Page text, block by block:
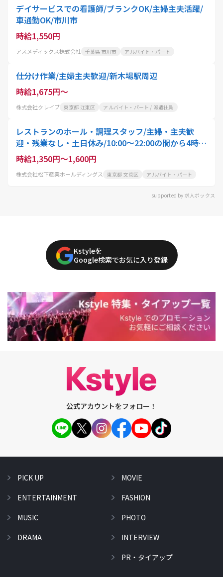
デイサービスでの看護師/ブランクOK/主婦主夫活躍/
車通勤OK/市川市
時給1,550円
アスメディックス株式会社 千葉県 市川市 アルバイト・パート
仕分け作業/主婦主夫歓迎/新木場駅周辺
時給1,675円～
株式会社クレイブ 東京都 江東区 アルバイト・パート / 派遣社員
レストランのホール・調理スタッフ/主婦・主夫歓
迎・残業なし・土日休み/10:00〜22:00の間から4時
間〜就業可能/スタッフ・アクティオ
時給1,350円～1,600円
株式会社松下産業ホールディングス 東京都 文京区 アルバイト・パート
supported by 求人ボックス
Kstyleを
Google検索でお気に入り登録
公式アカウントをフォロー！
PICK UP
ENTERTAINMENT
MUSIC
DRAMA
MOVIE
FASHION
PHOTO
INTERVIEW
PR・タイアップ